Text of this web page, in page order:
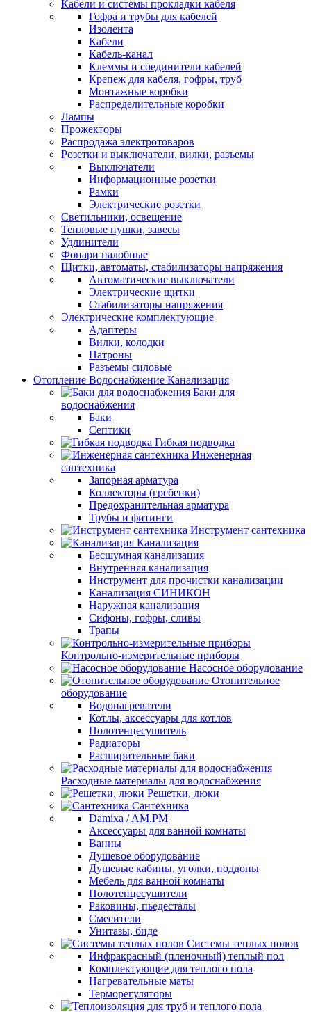
Кабели и системы прокладки кабеля
Гофра и трубы для кабелей
Изолента
Кабели
Кабель-канал
Клеммы и соединители кабелей
Крепеж для кабеля, гофры, труб
Монтажные коробки
Распределительные коробки
Лампы
Прожекторы
Распродажа электротоваров
Розетки и выключатели, вилки, разъемы
Выключатели
Информационные розетки
Рамки
Электрические розетки
Светильники, освещение
Тепловые пушки, завесы
Удлинители
Фонари налобные
Щитки, автоматы, стабилизаторы напряжения
Автоматические выключатели
Электрические щитки
Стабилизаторы напряжения
Электрические комплектующие
Адаптеры
Вилки, колодки
Патроны
Разъемы силовые
Отопление Водоснабжение Канализация
Баки для
водоснабжения
Баки
Септики
Гибкая подводка
Инженерная
сантехника
Запорная арматура
Коллекторы (гребенки)
Предохранительная арматура
Трубы и фитинги
Инструмент сантехника
Канализация
Бесшумная канализация
Внутренняя канализация
Инструмент для прочистки канализации
Канализация СИНИКОН
Наружная канализация
Сифоны, гофры, сливы
Трапы
Контрольно-измерительные приборы
Насосное оборудование
Отопительное
оборудование
Водонагреватели
Котлы, аксессуары для котлов
Полотенцесушитель
Радиаторы
Расширительные баки
Расходные материалы для водоснабжения
Решетки, люки
Сантехника
Damixa / AM.PM
Аксессуары для ванной комнаты
Ванны
Душевое оборудование
Душевые кабины, уголки, поддоны
Мебель для ванной комнаты
Полотенцесушители
Раковины, пьедесталы
Смесители
Унитазы, биде
Системы теплых полов
Инфракрасный (пленочный) теплый пол
Комплектующие для теплого пола
Нагревательные маты
Терморегуляторы